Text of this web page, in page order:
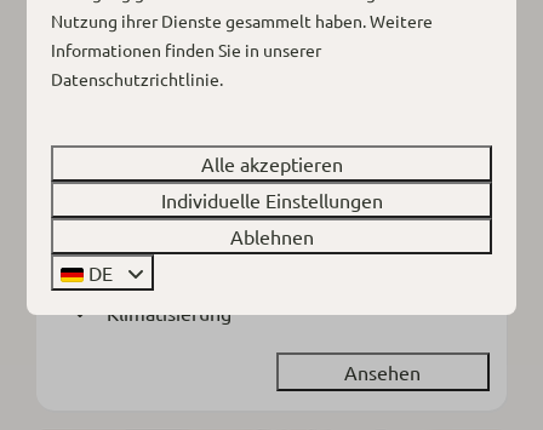
Suite Lodge (4P)
4
2 Einige
Ja
Luxuriös
Mit Designereinrichtung
Sauna & Sonnenterrasse
Klimatisierung
Ansehen
Nutzung ihrer Dienste gesammelt haben. Weitere
Informationen finden Sie in unserer
Datenschutzrichtlinie
Alle akzeptieren
Individuelle Einstellungen
Ablehnen
DE